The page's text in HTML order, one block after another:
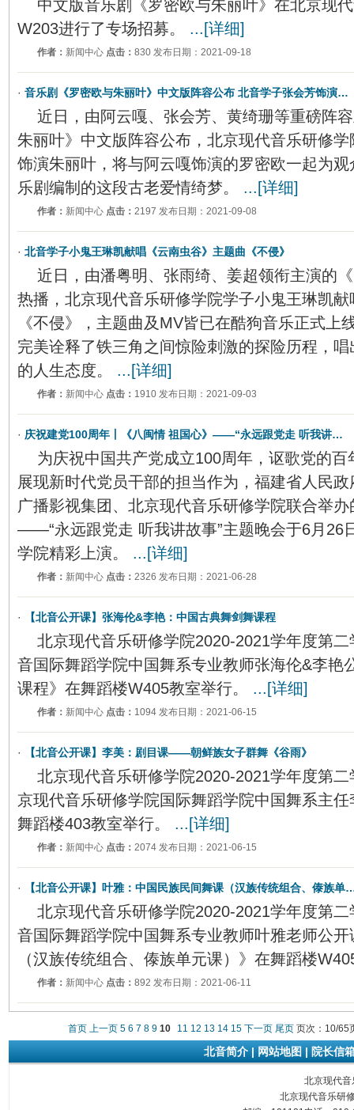
中文版音乐剧《罗密欧与朱丽叶》在北京现
W203进行了专场招募。
...[详细]
作者： 新闻中心 点击： 830 发布日期：2021-09-18
· 音乐剧《罗密欧与朱丽叶》中文版阵容公布 北音学子张会芳饰演…
近日，由阿云嘎、张会芳、黄绮珊等重磅阵
朱丽叶》中文版阵容公布，北京现代音乐研修
饰演朱丽叶，将与阿云嘎饰演的罗密欧一起为
乐剧编制的这段古老爱情绮梦。
...[详细]
作者： 新闻中心 点击： 2197 发布日期：2021-09-08
· 北音学子小鬼王琳凯献唱《云南虫谷》主题曲《不侵》
近日，由潘粤明、张雨绮、姜超领衔主演的
热播，北京现代音乐研修学院学子小鬼王琳凯
《不侵》，主题曲及MV皆已在酷狗音乐正式上
完美诠释了铁三角之间惊险刺激的探险历程，
的人生态度。
...[详细]
作者： 新闻中心 点击： 1910 发布日期：2021-09-03
· 庆祝建党100周年丨《八闽情 祖国心》——“永远跟党走 听我讲…
为庆祝中国共产党成立100周年，讴歌党的
展现新时代党员干部的担当作为，福建省人民
广播影视集团、北京现代音乐研修学院联合举
——“永远跟党走 听我讲故事”主题晚会于6月26
学院精彩上演。
...[详细]
作者： 新闻中心 点击： 2326 发布日期：2021-06-28
· 【北音公开课】张海伦&李艳：中国古典舞剑舞课程
北京现代音乐研修学院2020-2021学年度第
音国际舞蹈学院中国舞系专业教师张海伦&李艳
课程》在舞蹈楼W405教室举行。
...[详细]
作者： 新闻中心 点击： 1094 发布日期：2021-06-15
· 【北音公开课】李美：剧目课——朝鲜族女子群舞《谷雨》
北京现代音乐研修学院2020-2021学年度第
京现代音乐研修学院国际舞蹈学院中国舞系主
舞蹈楼403教室举行。
...[详细]
作者： 新闻中心 点击： 2074 发布日期：2021-06-15
· 【北音公开课】叶雅：中国民族民间舞课（汉族传统组合、傣族单
北京现代音乐研修学院2020-2021学年度第
音国际舞蹈学院中国舞系专业教师叶雅老师公
（汉族传统组合、傣族单元课）》在舞蹈楼
作者： 新闻中心 点击： 892 发布日期：2021-06-11
首页 上一页 5 6 7 8 9 10 11 12 13 14 15 下一页 尾页 页次：10/65
北音简介 | 网站地图 | 院长信
北京现代
北京现代音乐研